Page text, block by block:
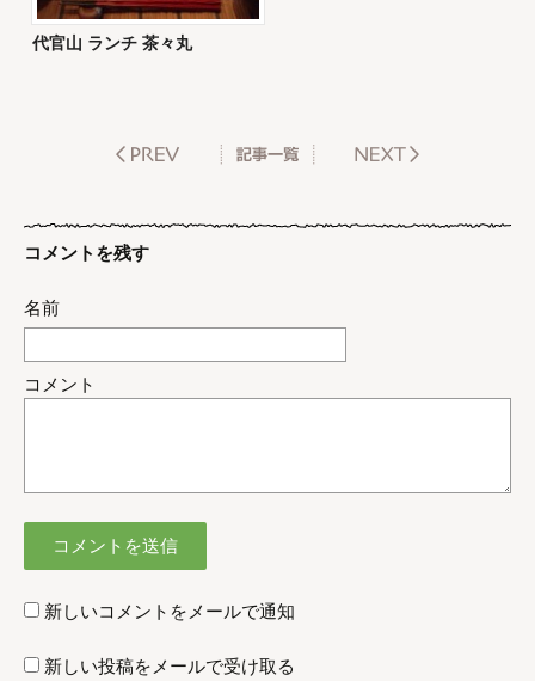
代官山 ランチ 茶々丸
コメントを残す
名前
コメント
新しいコメントをメールで通知
新しい投稿をメールで受け取る